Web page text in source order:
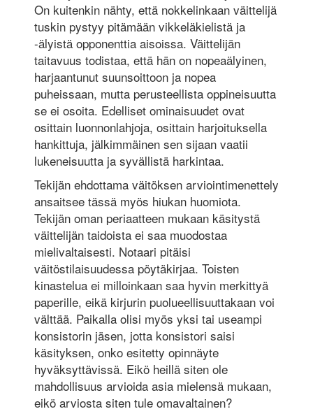
On kuitenkin nähty, että nokkelinkaan väittelijä
tuskin pystyy pitämään vikkeläkielistä ja
-älyistä opponenttia aisoissa. Väittelijän
taitavuus todistaa, että hän on nopeaälyinen,
harjaantunut suunsoittoon ja nopea
puheissaan, mutta perusteellista oppineisuutta
se ei osoita. Edelliset ominaisuudet ovat
osittain luonnonlahjoja, osittain harjoituksella
hankittuja, jälkimmäinen sen sijaan vaatii
lukeneisuutta ja syvällistä harkintaa.
Tekijän ehdottama väitöksen arviointimenettely
ansaitsee tässä myös hiukan huomiota.
Tekijän oman periaatteen mukaan käsitystä
väittelijän taidoista ei saa muodostaa
mielivaltaisesti. Notaari pitäisi
väitöstilaisuudessa pöytäkirjaa. Toisten
kinastelua ei milloinkaan saa hyvin merkittyä
paperille, eikä kirjurin puolueellisuuttakaan voi
välttää. Paikalla olisi myös yksi tai useampi
konsistorin jäsen, jotta konsistori saisi
käsityksen, onko esitetty opinnäyte
hyväksyttävissä. Eikö heillä siten ole
mahdollisuus ar­vioida asia mielensä mukaan,
eikö arviosta siten tule omavaltainen?